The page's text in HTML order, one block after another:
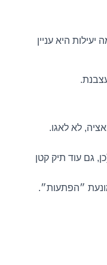
היא עניין
לא לאגו.
גם עוד תיק קטן
״הפתעות״.